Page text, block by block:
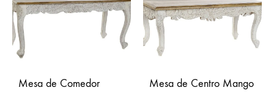
Mesa de Comedor Mesa de Centro Mango